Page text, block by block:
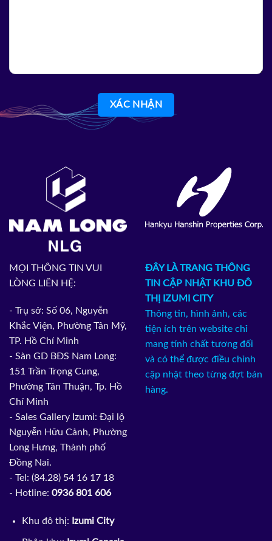
MỌI THÔNG TIN VUI
LÒNG LIÊN HỆ:
- Trụ sở: Số 06, Nguyễn
Khắc Viện, Phường Tân Mỹ,
TP. Hồ Chí Minh
- Sàn GD BĐS Nam Long:
151 Trần Trọng Cung,
Phường Tân Thuận, Tp. Hồ
Chí Minh
- Sales Gallery Izumi: Đại lộ
Nguyễn Hữu Cảnh, Phường
Long Hưng, Thành phố
Đồng Nai.
- Tel: (84.28) 54 16 17 18
- Hotline: 0936 801 606
Khu đô thị: Izumi City
ĐÂY LÀ TRANG THÔNG
TIN CẬP NHẬT KHU ĐÔ
THỊ IZUMI CITY
Thông tin, hình ảnh, các
tiện ích trên website chỉ
mang tính chất tương đối
và có thể được điều chỉnh
cập nhật theo từng đợt bán
hàng.